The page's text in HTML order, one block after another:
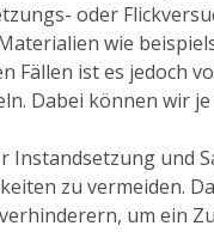
oder
wie
Fällen ist es jedoch
Dabei können wir
Instandsetzung und
zu vermeiden.
um ein